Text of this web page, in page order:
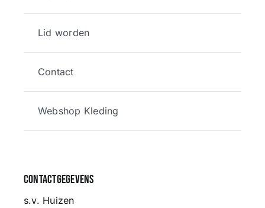
Lid worden
Contact
Webshop Kleding
Contactgegevens
s.v. Huizen